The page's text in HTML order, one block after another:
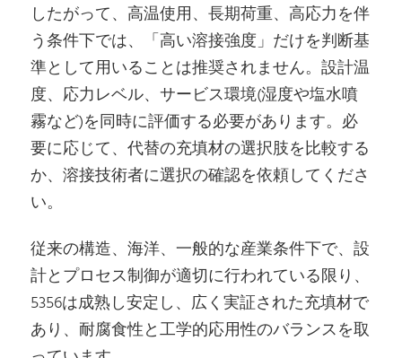
したがって、高温使用、長期荷重、高応力を伴
う条件下では、「高い溶接強度」だけを判断基
準として用いることは推奨されません。設計温
度、応力レベル、サービス環境(湿度や塩水噴
霧など)を同時に評価する必要があります。必
要に応じて、代替の充填材の選択肢を比較する
か、溶接技術者に選択の確認を依頼してくださ
い。
従来の構造、海洋、一般的な産業条件下で、設
計とプロセス制御が適切に行われている限り、
5356は成熟し安定し、広く実証された充填材で
あり、耐腐食性と工学的応用性のバランスを取